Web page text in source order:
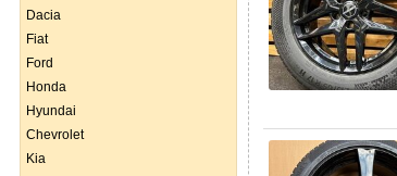
Dacia
Fiat
Ford
Honda
Hyundai
Chevrolet
Kia